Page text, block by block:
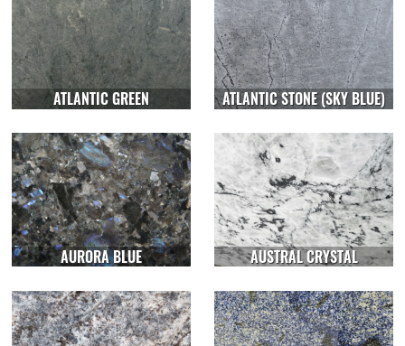
ATLANTIC GREEN ATLANTIC STONE (SKY BLUE)
AURORA BLUE AUSTRAL CRYSTAL